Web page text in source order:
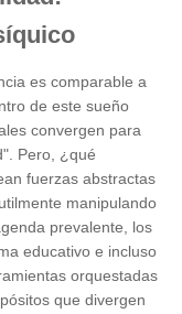
es comparable a
de este sueño
convergen para
Pero, ¿qué
fuerzas abstractas
manipulando
prevalente, los
educativo e incluso
orquestadas
que divergen